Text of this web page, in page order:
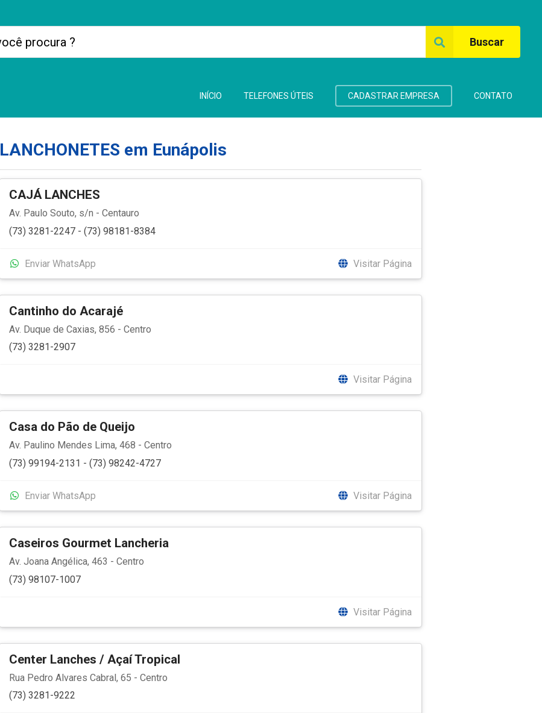
Buscar
INÍCIO TELEFONES ÚTEIS CADASTRAR EMPRESA CONTATO
LANCHONETES em Eunápolis
CAJÁ LANCHES
Av. Paulo Souto, s/n - Centauro
(73) 3281-2247 - (73) 98181-8384
Enviar WhatsApp Visitar Página
Cantinho do Acarajé
Av. Duque de Caxias, 856 - Centro
(73) 3281-2907
Visitar Página
Casa do Pão de Queijo
Av. Paulino Mendes Lima, 468 - Centro
(73) 99194-2131 - (73) 98242-4727
Enviar WhatsApp Visitar Página
Caseiros Gourmet Lancheria
Av. Joana Angélica, 463 - Centro
(73) 98107-1007
Visitar Página
Center Lanches / Açaí Tropical
Rua Pedro Alvares Cabral, 65 - Centro
(73) 3281-9222